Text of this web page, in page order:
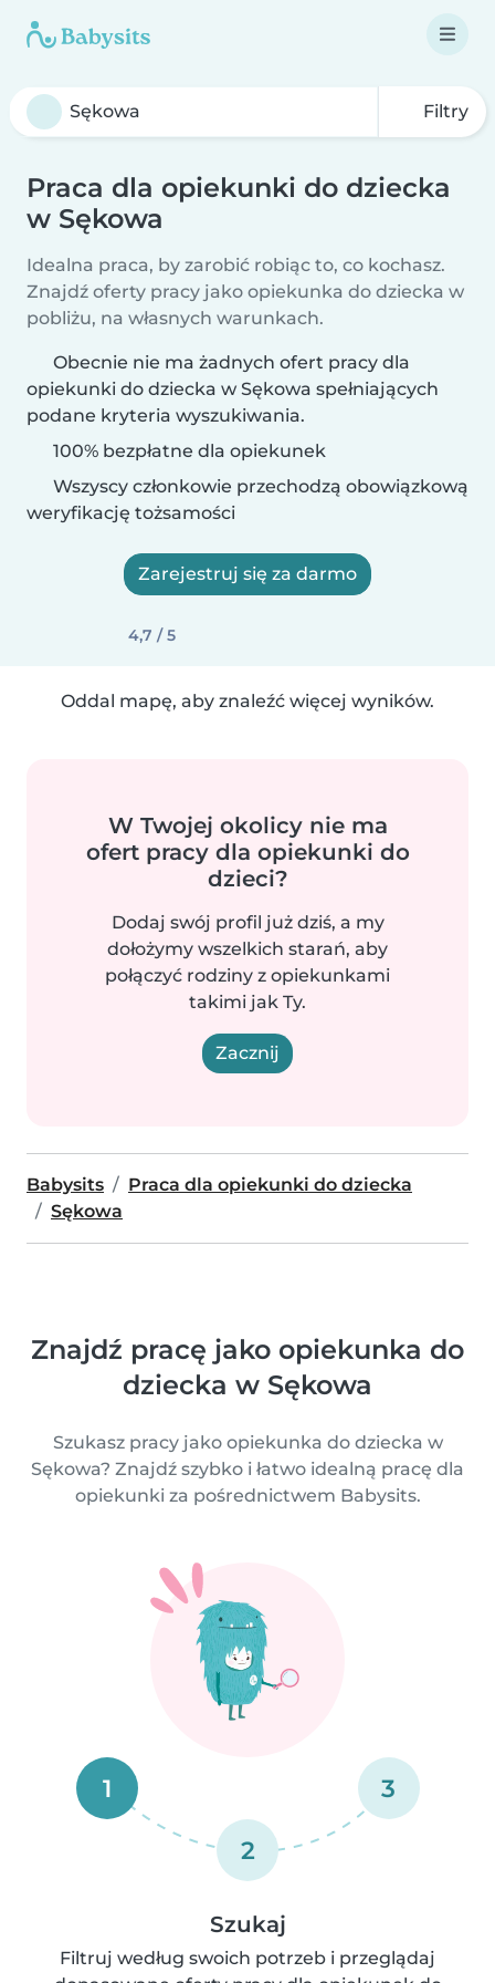
Filtry
Praca dla opiekunki do dziecka
w Sękowa
Idealna praca, by zarobić robiąc to, co kochasz.
Znajdź oferty pracy jako opiekunka do dziecka w
pobliżu, na własnych warunkach.
Obecnie nie ma żadnych ofert pracy dla
opiekunki do dziecka w Sękowa spełniających
podane kryteria wyszukiwania.
100% bezpłatne dla opiekunek
Wszyscy członkowie przechodzą obowiązkową
weryfikację tożsamości
Zarejestruj się za darmo
4,7 / 5
Oddal mapę, aby znaleźć więcej wyników.
W Twojej okolicy nie ma
ofert pracy dla opiekunki do
dzieci?
Dodaj swój profil już dziś, a my
dołożymy wszelkich starań, aby
połączyć rodziny z opiekunkami
takimi jak Ty.
Zacznij
Babysits
Praca dla opiekunki do dziecka
Sękowa
Znajdź pracę jako opiekunka do
dziecka w Sękowa
Szukasz pracy jako opiekunka do dziecka w
Sękowa? Znajdź szybko i łatwo idealną pracę dla
opiekunki za pośrednictwem Babysits.
1
2
3
Szukaj
Filtruj według swoich potrzeb i przeglądaj